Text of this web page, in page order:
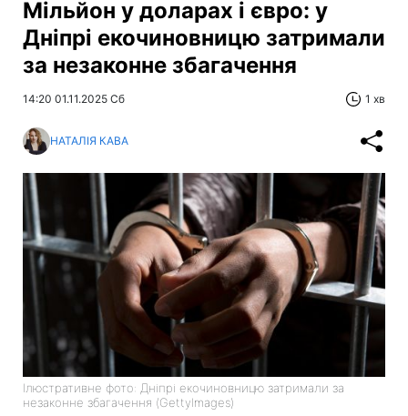
Мільйон у доларах і євро: у
Дніпрі екочиновницю затримали
за незаконне збагачення
14:20 01.11.2025 Сб 1 хв
НАТАЛІЯ КАВА
Ілюстративне фото: Дніпрі екочиновницю затримали за
незаконне збагачення (GettyImages)